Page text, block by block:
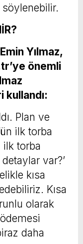
söylenebilir.
Yılmaz,
önemli
kullandı:
Plan ve
ilk torba
ilk torba
var?’
kısa
Kısa
olarak
daha